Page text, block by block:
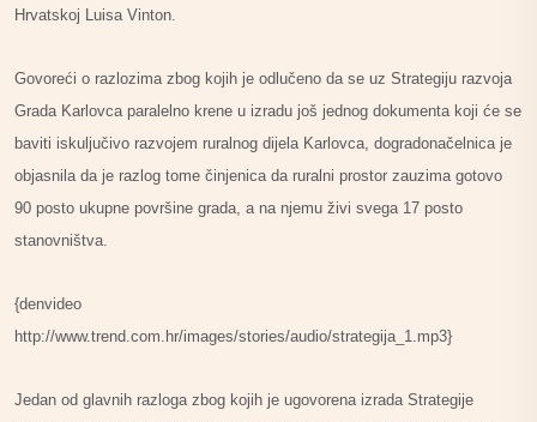
Hrvatskoj Luisa Vinton.
Govoreći o razlozima zbog kojih je odlučeno da se uz Strategiju razvoja
Grada Karlovca paralelno krene u izradu još jednog dokumenta koji će se
baviti iskuljučivo razvojem ruralnog dijela Karlovca, dogradonačelnica je
objasnila da je razlog tome činjenica da ruralni prostor zauzima gotovo
90 posto ukupne površine grada, a na njemu živi svega 17 posto
stanovništva.
{denvideo
http://www.trend.com.hr/images/stories/audio/strategija_1.mp3}
Jedan od glavnih razloga zbog kojih je ugovorena izrada Strategije